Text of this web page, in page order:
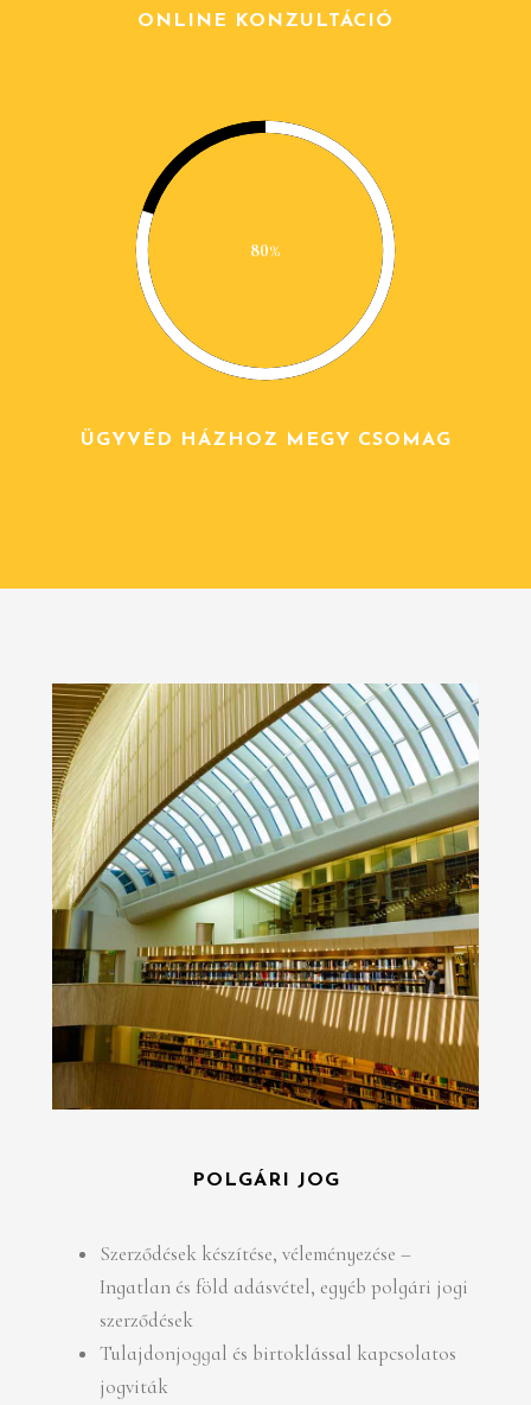
ONLINE KONZULTÁCIÓ
80%
ÜGYVÉD HÁZHOZ MEGY CSOMAG
POLGÁRI JOG
Szerződések készítése, véleményezése –
Ingatlan és föld adásvétel, egyéb polgári jogi
szerződések
Tulajdonjoggal és birtoklással kapcsolatos
jogviták